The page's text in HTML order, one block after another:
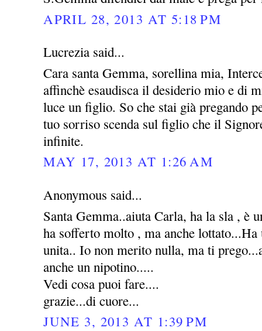
APRIL 28, 2013 AT 5:18 PM
Lucrezia said...
Cara santa Gemma, sorellina mia,
affinchè esaudisca il desiderio mio e di
luce un figlio. So che stai già pregando
tuo sorriso scenda sul figlio che il
infinite.
MAY 17, 2013 AT 1:26 AM
Anonymous said...
Santa Gemma..aiuta Carla, ha la sla , è
ha sofferto molto , ma anche
unita.. Io non merito nulla, ma ti
anche un nipotino.....
Vedi cosa puoi fare....
grazie...di cuore...
JUNE 3, 2013 AT 1:39 PM